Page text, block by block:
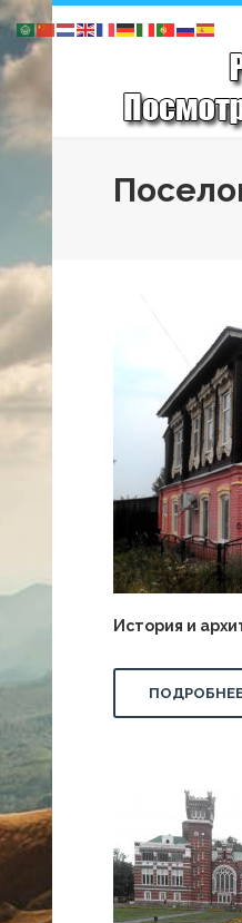
История и